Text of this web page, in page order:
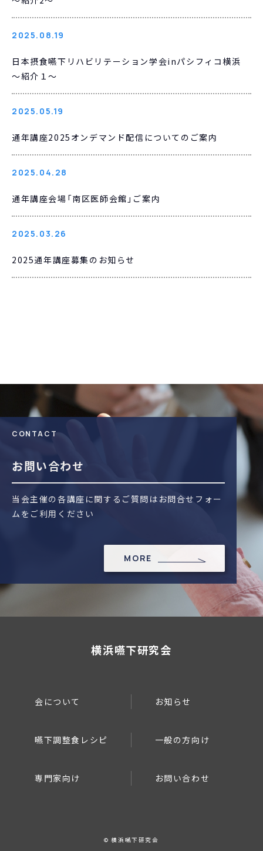
2025.08.19
日本摂食嚥下リハビリテーション学会inパシフィコ横浜
～紹介１～
2025.05.19
通年講座2025オンデマンド配信についてのご案内
2025.04.28
通年講座会場「南区医師会館」ご案内
2025.03.26
2025通年講座募集のお知らせ
CONTACT
お問い合わせ
当会主催の各講座に関するご質問はお問合せフォー
ムをご利用ください
MORE
横浜嚥下研究会
会について お知らせ
嚥下調整食レシピ 一般の方向け
専門家向け お問い合わせ
© 横浜嚥下研究会